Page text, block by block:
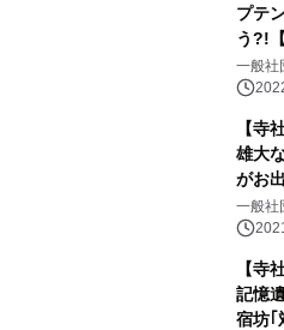
プテ
う?!
一般社
【寺
雄大
がお
廣寺
一般社
【寺
記憶
宿坊｢